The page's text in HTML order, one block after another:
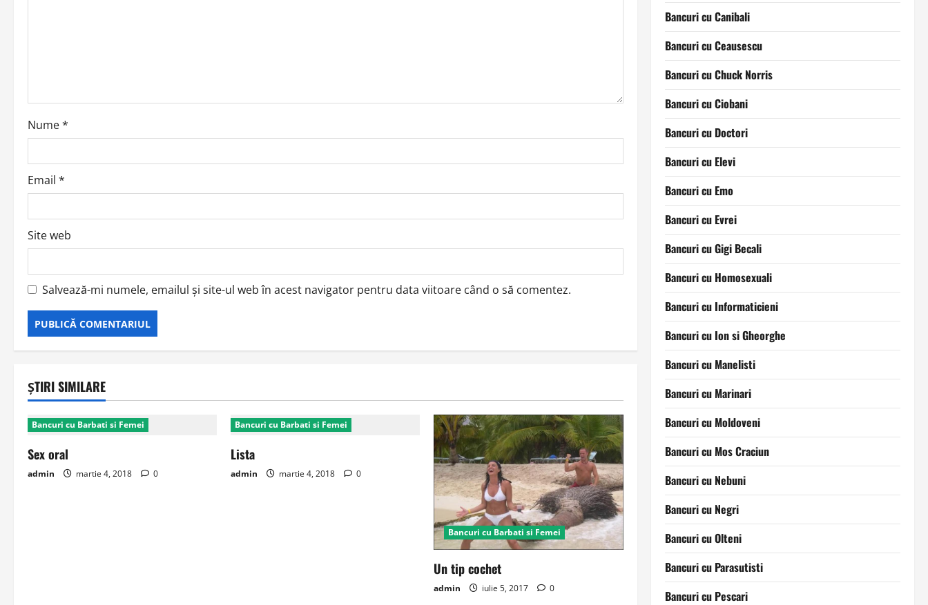
i
o
n
Nume*
Email *
Site web
Salvează-mi numele, emailul și site-ul web în acest navigator pentru data viitoare când o să comentez.
ȘTIRI SIMILARE
Bancuri cu Barbati si Femei
Sex oral
admin martie 4, 2018 0
Bancuri cu Barbati si Femei
Lista
admin martie 4, 2018 0
Bancuri cu Barbati si Femei
Un tip cochet
admin iulie 5, 2017 0
Bancuri cu Canibali
Bancuri cu Ceausescu
Bancuri cu Chuck Norris
Bancuri cu Ciobani
Bancuri cu Doctori
Bancuri cu Elevi
Bancuri cu Emo
Bancuri cu Evrei
Bancuri cu Gigi Becali
Bancuri cu Homosexuali
Bancuri cu Informaticieni
Bancuri cu Ion si Gheorghe
Bancuri cu Manelisti
Bancuri cu Marinari
Bancuri cu Moldoveni
Bancuri cu Mos Craciun
Bancuri cu Nebuni
Bancuri cu Negri
Bancuri cu Olteni
Bancuri cu Parasutisti
Bancuri cu Pescari